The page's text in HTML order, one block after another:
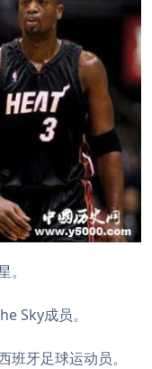
Sky成员。
牙足球运动员。